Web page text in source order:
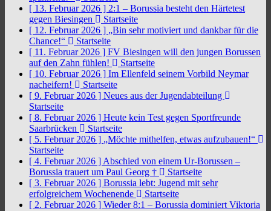
[ 13. Februar 2026 ] 2:1 – Borussia besteht den Härtetest
gegen Biesingen
Startseite
[ 12. Februar 2026 ] „Bin sehr motiviert und dankbar für die
Chance!“
Startseite
[ 11. Februar 2026 ] FV Biesingen will den jungen Borussen
auf den Zahn fühlen!
Startseite
[ 10. Februar 2026 ] Im Ellenfeld seinem Vorbild Neymar
nacheifern!
Startseite
[ 9. Februar 2026 ] Neues aus der Jugendabteilung
Startseite
[ 8. Februar 2026 ] Heute kein Test gegen Sportfreunde
Saarbrücken
Startseite
[ 5. Februar 2026 ] „Möchte mithelfen, etwas aufzubauen!“
Startseite
[ 4. Februar 2026 ] Abschied von einem Ur-Borussen –
Borussia trauert um Paul Georg †
Startseite
[ 3. Februar 2026 ] Borussia lebt: Jugend mit sehr
erfolgreichem Wochenende
Startseite
[ 2. Februar 2026 ] Wieder 8:1 – Borussia dominiert Viktoria